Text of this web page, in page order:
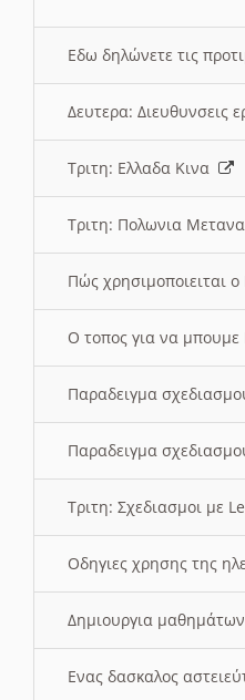
Εδω δηλώνετε τις
Δευτερα: Διευθυνσεις
Τριτη: Ελλαδα Κινα
Τριτη: Πολωνια
Πώς χρησιμοποιειται
O τοπος για να
Παραδειγμα
Παραδειγμα
Τριτη: Σχεδιασμοι με
Οδηγιες χρησης της
Δημιουργια
Ενας δασκαλος